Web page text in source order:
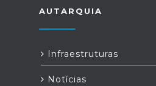
AUTARQUIA
Infraestruturas
Notícias